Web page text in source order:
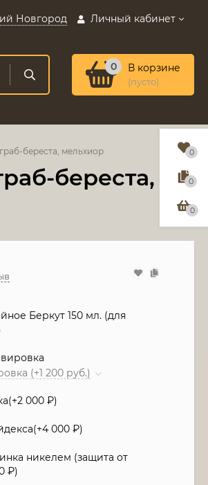
Новгород Личный кабинет
0 В корзине
(пусто)
береста, мельхиор
береста,
Беркут 150 мл. (для
(+1 200 руб.)
2 000₽)
4 000₽)
никелем (защита от
₽)
0
0
0